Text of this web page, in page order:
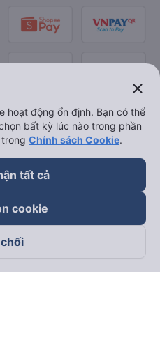
close
hoạt động ổn định. Bạn có thể
bất kỳ lúc nào trong phần
Chính sách Cookie.
tất cả
cookie